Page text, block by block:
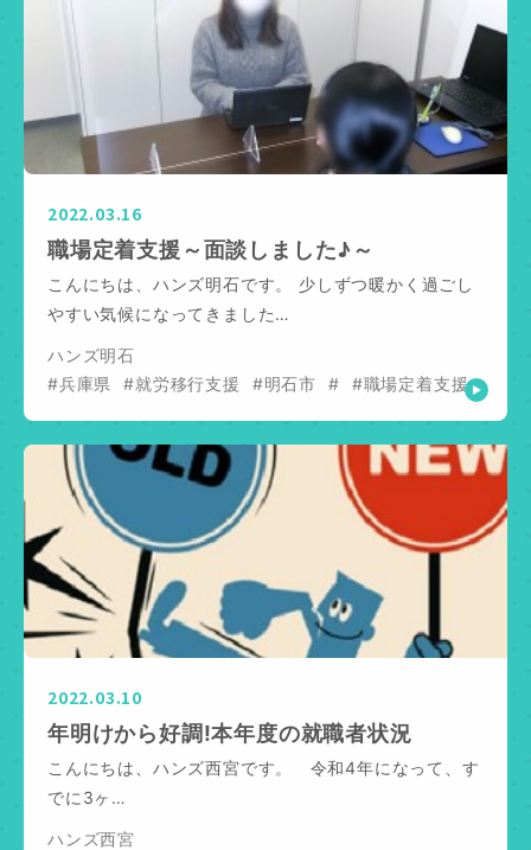
2022.03.16
職場定着支援～面談しました♪～
こんにちは、ハンズ明石です。 少しずつ暖かく過ごし
やすい気候になってきました…
ハンズ明石
#兵庫県
#就労移行支援 #明石市 # #職場定着支援
2022.03.10
年明けから好調!本年度の就職者状況
こんにちは、ハンズ西宮です。 令和4年になって、す
でに3ヶ…
ハンズ西宮